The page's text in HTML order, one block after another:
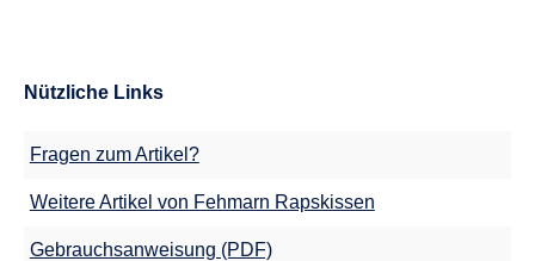
Nützliche Links
Fragen zum Artikel?
Weitere Artikel von Fehmarn Rapskissen
Gebrauchsanweisung (PDF)